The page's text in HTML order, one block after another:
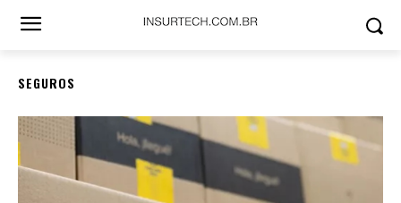
SEGUROS